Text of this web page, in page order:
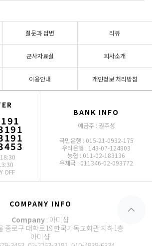
질문과 답변 리뷰
군사자료실 회사소개
이용안내 개인정보 처리방침
OFF
BANK INFO
예금주 : 권주성
국민은행 : 015-21-0932-175
우리은행 : 143-07-124803
농협 : 011-02-183136
우체국 : 011346-02-093772
COMPANY INFO
Company : 아미샵
종로구 대학로19 한국기독교회관 지하1층
아미샵